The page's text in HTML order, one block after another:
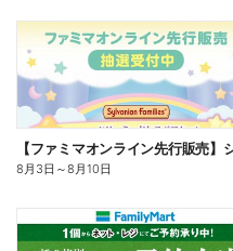
8月3日 ～8月10日